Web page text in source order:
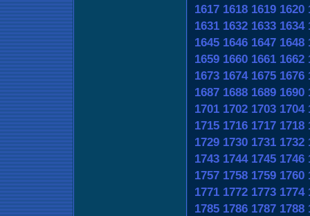
1617 1618 1619 1620
1631 1632 1633 1634
1645 1646 1647 1648
1659 1660 1661 1662
1673 1674 1675 1676
1687 1688 1689 1690
1701 1702 1703 1704
1715 1716 1717 1718
1729 1730 1731 1732
1743 1744 1745 1746
1757 1758 1759 1760
1771 1772 1773 1774
1785 1786 1787 1788